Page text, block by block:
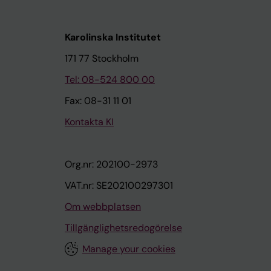
Karolinska Institutet
171 77 Stockholm
Tel: 08-524 800 00
Fax: 08-31 11 01
Kontakta KI
Org.nr: 202100-2973
VAT.nr: SE202100297301
Om webbplatsen
Tillgänglighetsredogörelse
Manage your cookies